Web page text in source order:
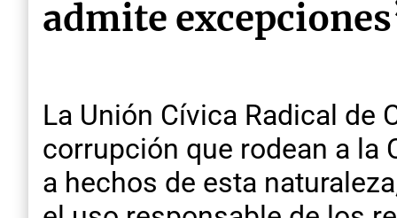
admite
La Unión Cívica Radical de
corrupción que rodean a la
a hechos de esta